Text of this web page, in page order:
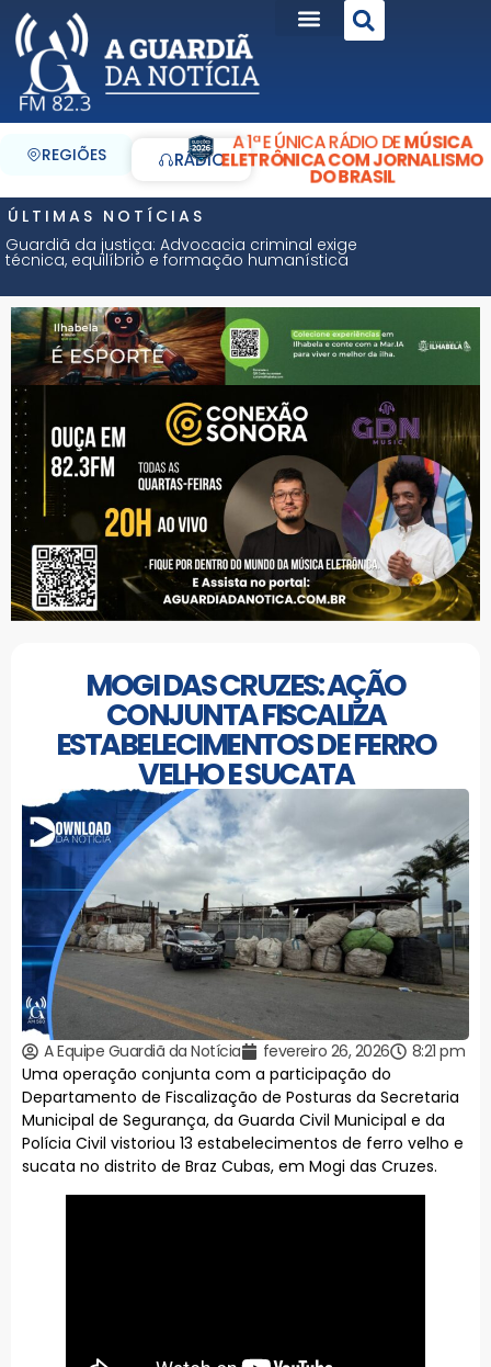
REGIÕES RÁDIO
A 1ª E ÚNICA RÁDIO DEMÚSICA
ELETRÔNICA COM JORNALISMO
DO BRASIL
ÚLTIMAS NOTÍCIAS
Guardiã da justiça: Advocacia criminal exige
técnica, equilíbrio e formação humanística
MOGI DAS CRUZES: AÇÃO
CONJUNTA FISCALIZA
ESTABELECIMENTOS DE FERRO
VELHO E SUCATA
A Equipe Guardiã da Notícia fevereiro 26, 2026
8:21 pm
Uma operação conjunta com a participação do
Departamento de Fiscalização de Posturas da Secretaria
Municipal de Segurança, da Guarda Civil Municipal e da
Polícia Civil vistoriou 13 estabelecimentos de ferro velho e
sucata no distrito de Braz Cubas, em Mogi das Cruzes.